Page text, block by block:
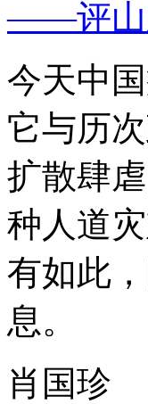
——评山
今天中
它与历
扩散肆
种人道
有如此
息。
肖国珍